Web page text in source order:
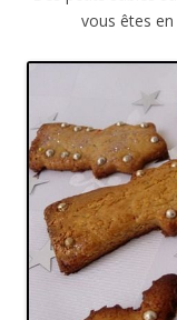
vous êtes